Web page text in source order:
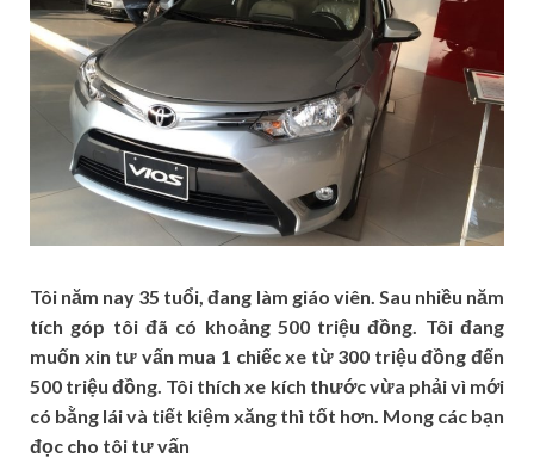
Tôi năm nay 35 tuổi, đang làm giáo viên. Sau nhiều năm
tích góp tôi đã có khoảng 500 triệu đồng. Tôi đang
muốn xin tư vấn mua 1 chiếc xe từ 300 triệu đồng đến
500 triệu đồng. Tôi thích xe kích thước vừa phải vì mới
có bằng lái và tiết kiệm xăng thì tốt hơn. Mong các bạn
đọc cho tôi tư vấn